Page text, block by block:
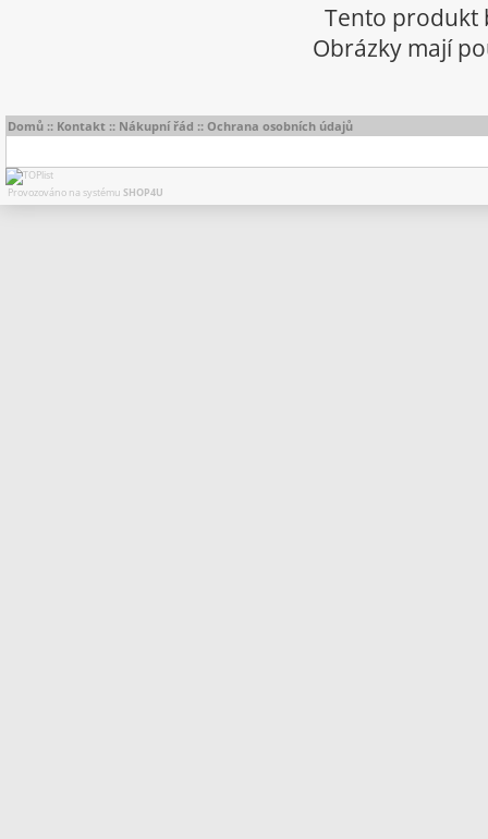
Tento produkt
Obrázky mají
Domů :: Kontakt :: Nákupní řád :: Ochrana osobních údajů
Provozováno na systému SHOP4U